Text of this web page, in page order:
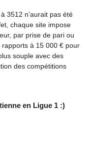
3512 n’aurait pas été
chaque site impose
par prise de pari ou
à 15 000 € pour
souple avec des
des compétitions
en Ligue 1 :)